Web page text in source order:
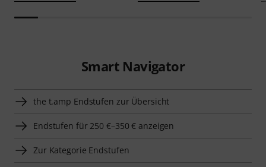
Smart Navigator
the t.amp Endstufen zur Übersicht
Endstufen für 250 €–350 € anzeigen
Zur Kategorie Endstufen